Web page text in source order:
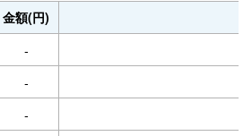
金額(円)
-
-
-